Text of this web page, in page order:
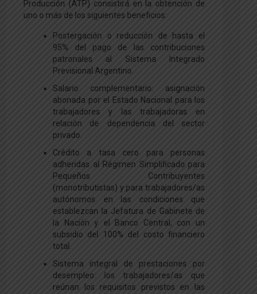
Producción (ATP) consistirá en la obtención de
uno o más de los siguientes beneficios:
Postergación o reducción de hasta el
95% del pago de las contribuciones
patronales al Sistema Integrado
Previsional Argentino.
Salario complementario: asignación
abonada por el Estado Nacional para los
trabajadores y las trabajadoras en
relación de dependencia del sector
privado.
Crédito a tasa cero para personas
adheridas al Régimen Simplificado para
Pequeños Contribuyentes
(monotributistas) y para trabajadores/as
autónomos en las condiciones que
establezcan la Jefatura de Gabinete de
la Nación y el Banco Central, con un
subsidio del 100% del costo financiero
total.
Sistema integral de prestaciones por
desempleo: los trabajadores/as que
reúnan los requisitos previstos en las